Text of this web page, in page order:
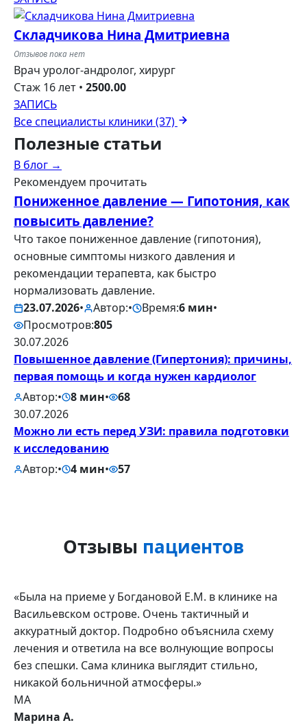
Складчикова Нина Дмитриевна
Отзывов пока нет
Врач уролог-андролог, хирург
Стаж 16 лет • 2500.00
ЗАПИСЬ
Все специалисты клиники (37)
Полезные статьи
В блог →
Рекомендуем прочитать
Пониженное давление — Гипотония, как
повысить давление?
Что такое пониженное давление (гипотония),
основные симптомы низкого давления и
рекомендации терапевта, как быстро
нормализовать давление.
23.07.2026• Автор:• Время:6 мин•
Просмотров:805
30.07.2026
Повышенное давление (Гипертония): причины,
первая помощь и когда нужен кардиолог
Автор:• 8 мин•
68
30.07.2026
Можно ли есть перед УЗИ: правила подготовки
к исследованию
Автор:• 4 мин• 57
Отзывы пациентов
«Была на приеме у Богдановой Е.М. в клинике на
Васильевском острове. Очень тактичный и
аккуратный доктор. Подробно объяснила схему
лечения и ответила на все волнующие вопросы
без спешки. Сама клиника выглядит стильно,
никакой больничной атмосферы.»
МА
Марина А.